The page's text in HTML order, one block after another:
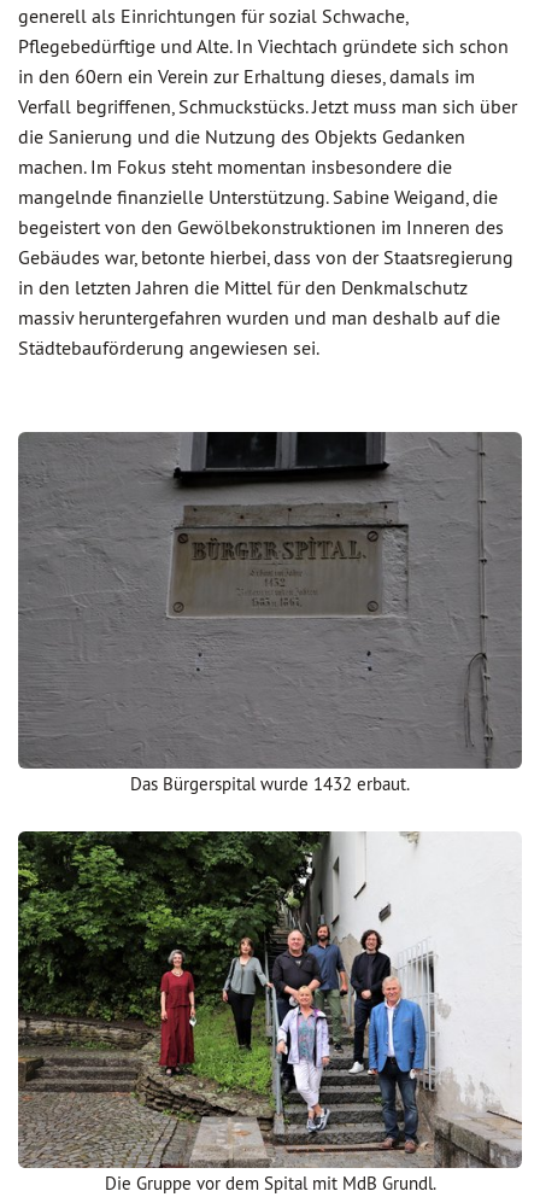
generell als Einrichtungen für sozial Schwache,
Pflegebedürftige und Alte. In Viechtach gründete sich schon
in den 60ern ein Verein zur Erhaltung dieses, damals im
Verfall begriffenen, Schmuckstücks. Jetzt muss man sich über
die Sanierung und die Nutzung des Objekts Gedanken
machen. Im Fokus steht momentan insbesondere die
mangelnde finanzielle Unterstützung. Sabine Weigand, die
begeistert von den Gewölbekonstruktionen im Inneren des
Gebäudes war, betonte hierbei, dass von der Staatsregierung
in den letzten Jahren die Mittel für den Denkmalschutz
massiv heruntergefahren wurden und man deshalb auf die
Städtebauförderung angewiesen sei.
Das Bürgerspital wurde 1432 erbaut.
Die Gruppe vor dem Spital mit MdB Grundl.